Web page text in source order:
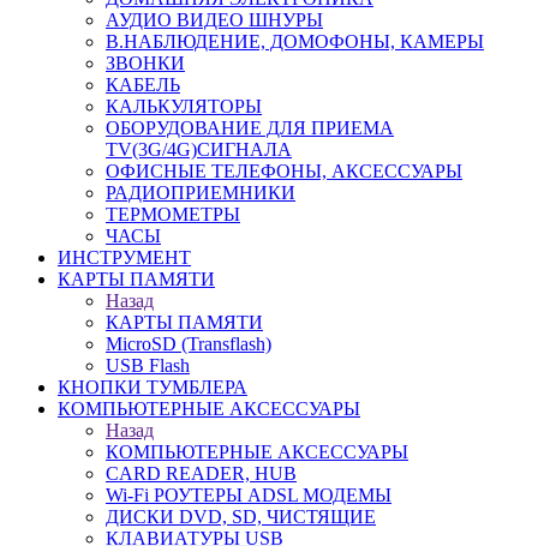
АУДИО ВИДЕО ШНУРЫ
В.НАБЛЮДЕНИЕ, ДОМОФОНЫ, КАМЕРЫ
ЗВОНКИ
КАБЕЛЬ
КАЛЬКУЛЯТОРЫ
ОБОРУДОВАНИЕ ДЛЯ ПРИЕМА
TV(3G/4G)СИГНАЛА
ОФИСНЫЕ ТЕЛЕФОНЫ, АКСЕССУАРЫ
РАДИОПРИЕМНИКИ
ТЕРМОМЕТРЫ
ЧАСЫ
ИНСТРУМЕНТ
КАРТЫ ПАМЯТИ
Назад
КАРТЫ ПАМЯТИ
MicroSD (Transflash)
USB Flash
КНОПКИ ТУМБЛЕРА
КОМПЬЮТЕРНЫЕ АКСЕССУАРЫ
Назад
КОМПЬЮТЕРНЫЕ АКСЕССУАРЫ
CARD READER, HUB
Wi-Fi РОУТЕРЫ ADSL МОДЕМЫ
ДИСКИ DVD, SD, ЧИСТЯЩИЕ
КЛАВИАТУРЫ USB